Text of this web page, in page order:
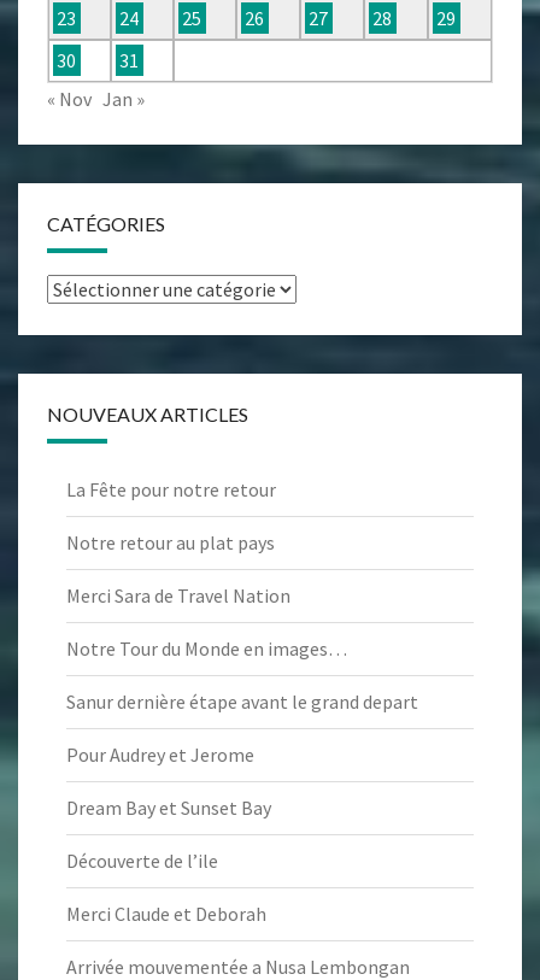
23 24 25 26 27 28
29
30
31
« Nov Jan »
CATÉGORIES
Catégories
NOUVEAUX ARTICLES
La Fête pour notre retour
Notre retour au plat pays
Merci Sara de Travel Nation
Notre Tour du Monde en images…
Sanur dernière étape avant le grand depart
Pour Audrey et Jerome
Dream Bay et Sunset Bay
Découverte de l’ile
Merci Claude et Deborah
Arrivée mouvementée a Nusa Lembongan